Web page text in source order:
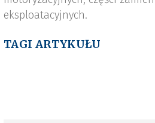
eksploatacyjnych.
TAGI ARTYKUŁU